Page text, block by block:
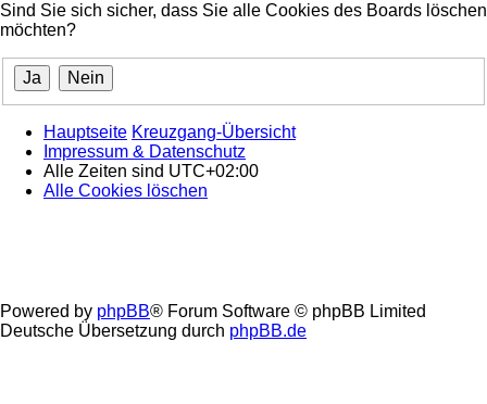
Sind Sie sich sicher, dass Sie alle Cookies des Boards löschen
möchten?
Hauptseite Kreuzgang-Übersicht
Impressum & Datenschutz
Alle Zeiten sind UTC+02:00
Alle Cookies löschen
Powered by phpBB® Forum Software © phpBB Limited
Deutsche Übersetzung durch phpBB.de